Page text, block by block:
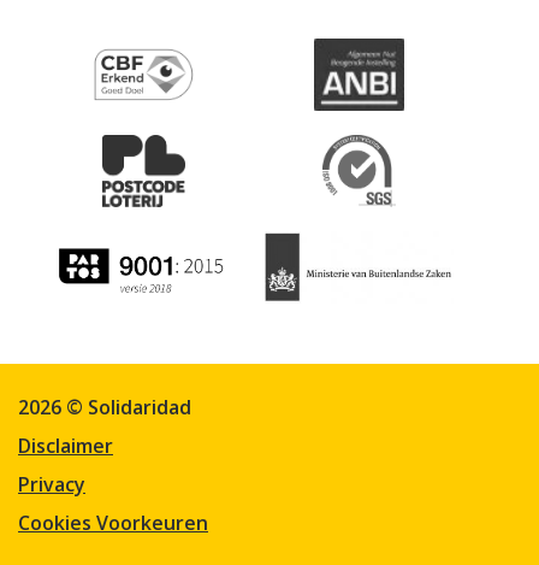
2026 © Solidaridad
Disclaimer
Privacy
Cookies Voorkeuren